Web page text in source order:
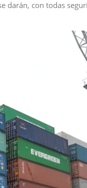
darán, con todas